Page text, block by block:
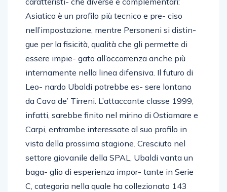
Asiatico è un profilo più tecnico e pre- ciso
nell’impostazione, mentre Personeni si distin-
gue per la fisicità, qualità che gli permette di
essere impie- gato all’occorrenza anche più
internamente nella linea difensiva. Il futuro di
Leo- nardo Ubaldi potrebbe es- sere lontano
da Cava de’ Tirreni. L’attaccante classe 1999,
infatti, sarebbe finito nel mirino di Ostiamare e
Carpi, entrambe interessate al suo profilo in
vista della prossima stagione. Cresciuto nel
settore giovanile della SPAL, Ubaldi vanta un
baga- glio di esperienza impor- tante in Serie
C, categoria nella quale ha collezionato 143